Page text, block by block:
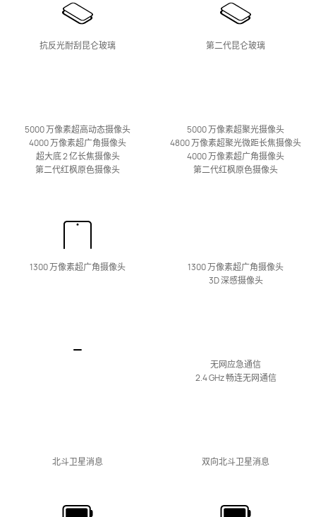
了解更多 购买
最新
抗反光耐刮昆仑玻璃
5000 万像素超高动态摄像头
4000 万像素超广角摄像头
超大底 2 亿长焦摄像头
第二代红枫原色摄像头
1300 万像素超广角摄像头
北斗卫星消息
第二代昆仑玻璃
5000 万像素超聚光摄像头
4800 万像素超聚光微距长焦摄像头
4000 万像素超广角摄像头
第二代红枫原色摄像头
1300 万像素超广角摄像头
3D 深感摄像头
无网应急通信
2.4 GHz 畅连无网通信
双向北斗卫星消息